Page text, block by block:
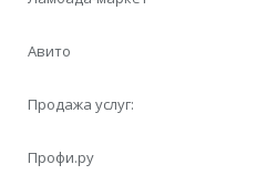
Авито
Продажа услуг:
Профи.ру